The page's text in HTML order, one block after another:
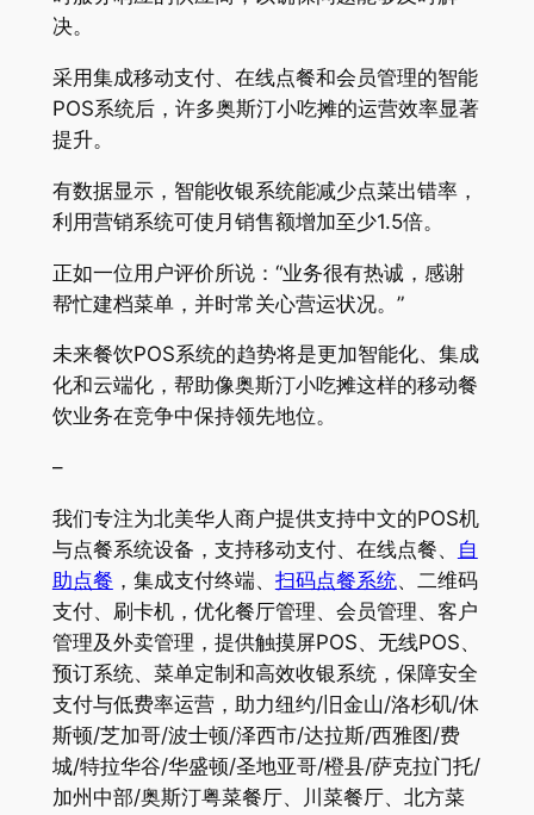
决。
采用集成移动支付、在线点餐和会员管理的智能
POS系统后，许多奥斯汀小吃摊的运营效率显著
提升。
有数据显示，智能收银系统能减少点菜出错率，
利用营销系统可使月销售额增加至少1.5倍。
正如一位用户评价所说：“业务很有热诚，感谢
帮忙建档菜单，并时常关心营运状况。”
未来餐饮POS系统的趋势将是更加智能化、集成
化和云端化，帮助像奥斯汀小吃摊这样的移动餐
饮业务在竞争中保持领先地位。
–
我们专注为北美华人商户提供支持中文的POS机
与点餐系统设备，支持移动支付、在线点餐、
自
助点餐 ，集成支付终端、 扫码点餐系统、二维码
支付、刷卡机，优化餐厅管理、会员管理、客户
管理及外卖管理，提供触摸屏POS、无线POS、
预订系统、菜单定制和高效收银系统，保障安全
支付与低费率运营，助力纽约/旧金山/洛杉矶/休
斯顿/芝加哥/波士顿/泽西市/达拉斯/西雅图/费
城/特拉华谷/华盛顿/圣地亚哥/橙县/萨克拉门托/
加州中部/奥斯汀粤菜餐厅、川菜餐厅、北方菜